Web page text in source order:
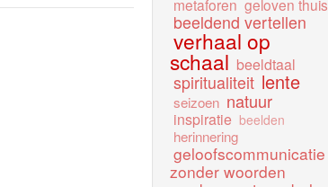
metaforen geloven thuis
beeldend vertellen
verhaal op
schaal beeldtaal
spiritualiteit lente
seizoen natuur
inspiratie beelden
herinnering
geloofscommunicatie
zonder woorden